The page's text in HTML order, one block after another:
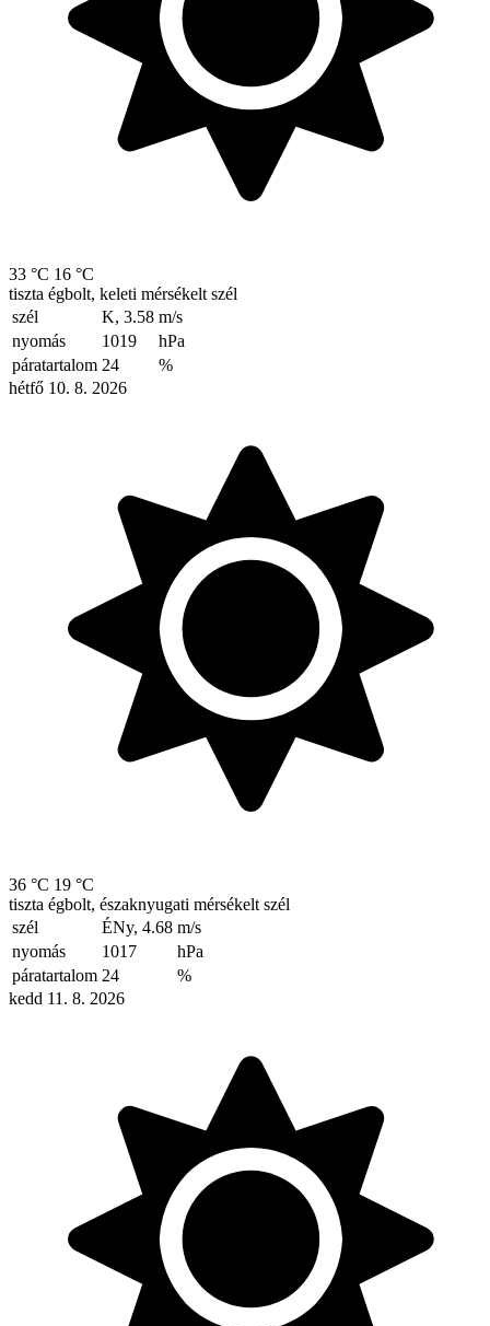
33 °C 16 °C
tiszta égbolt, keleti mérsékelt szél
szél
K, 3.58 m/s
nyomás
1019
hPa
páratartalom 24
%
hétfő 10. 8. 2026
36 °C 19 °C
tiszta égbolt, északnyugati mérsékelt szél
szél
ÉNy, 4.68 m/s
nyomás
1017
hPa
páratartalom 24
%
kedd 11. 8. 2026